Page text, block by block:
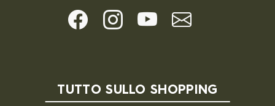
TUTTO SULLO SHOPPING